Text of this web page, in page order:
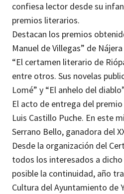
confiesa lector desde su
premios literarios.
Destacan los premios
Manuel de Villegas” de
“El certamen literario de
entre otros. Sus novelas
Lomé” y “El anhelo del
El acto de entrega del
Luis Castillo Puche. En este
Serrano Bello, ganadora del
Desde la organización del
todos los interesados a
posible la continuidad, año
Cultura del Ayuntamiento de